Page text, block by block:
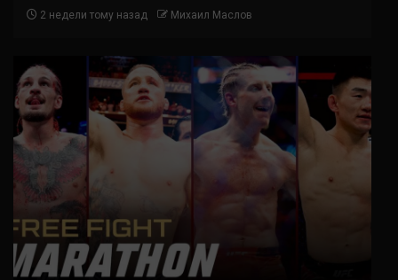
2 недели тому назад Михаил Маслов